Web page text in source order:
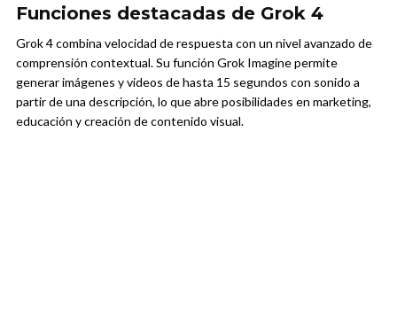
Funciones destacadas de Grok 4
Grok 4 combina velocidad de respuesta con un nivel avanzado de
comprensión contextual. Su función Grok Imagine permite
generar imágenes y videos de hasta 15 segundos con sonido a
partir de una descripción, lo que abre posibilidades en marketing,
educación y creación de contenido visual.